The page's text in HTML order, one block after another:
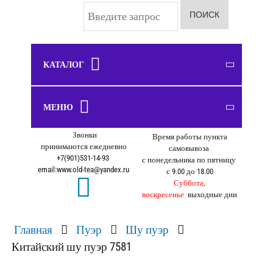
И
к
ь
.
.
ПОИСК
КАТАЛОГ
ЧАЙ
Улун
Белый чай
Зеленый чай
Желтый чай
Красный чай
Черный чай
Связанный чай
Фруктовый чай
ПОСУДА
Чахай
Пиалы
ЧАЙНЫЕ ДОСКИ
ПОДАРКИ
МЕНЮ
О нас
Оплата
Доставка
Самовывоз
Личный кабинет
Как оформить заказ
Звонки
принимаются ежедневно
+7(901)531-14-93
email:www.old-tea@yandex.ru
Время работы пункта
самовывоза
с понедельника по пятницу
с 9.00 до 18.00
Суббота,
воскресенье выходные дни
Главная Пуэр
Шу пуэр
Китайский шу пуэр 7581